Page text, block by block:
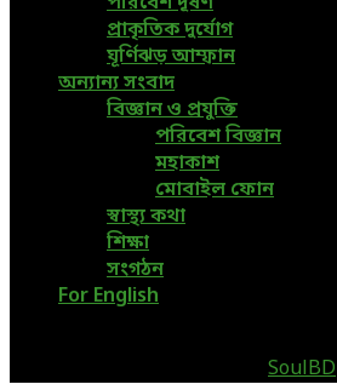
প্রাকৃতিক দুর্যোগ
ঘূর্ণিঝড় আম্ফান
অন্যান্য সংবাদ
বিজ্ঞান ও প্রযুক্তি
পরিবেশ বিজ্ঞান
মহাকাশ
মোবাইল ফোন
স্বাস্থ্য কথা
শিক্ষা
সংগঠন
For English
SoulBD